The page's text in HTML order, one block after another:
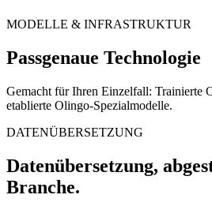
MODELLE & INFRASTRUKTUR
Passgenaue Technologie
Gemacht für Ihren Einzelfall: Trainierte
etablierte Olingo-Spezialmodelle.
DATENÜBERSETZUNG
Datenübersetzung,
Branche.